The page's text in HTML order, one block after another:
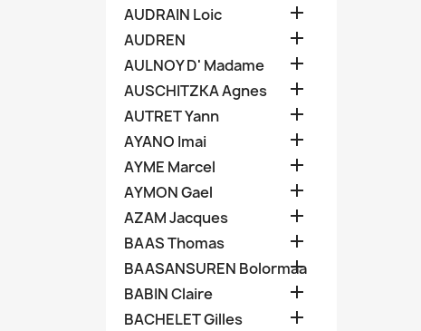
AUDRAIN Loic 
AUDREN 
AULNOY D' Madame 
AUSCHITZKA Agnes 
AUTRET Yann 
AYANO Imai 
AYME Marcel 
AYMON Gael 
AZAM Jacques 
BAAS Thomas 
BAASANSUREN Bolormaa

BABIN Claire 
BACHELET Gilles 